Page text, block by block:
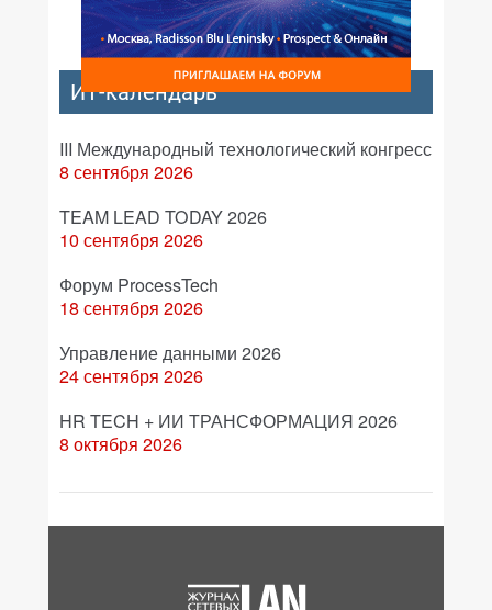
ИТ-календарь
III Международный технологический конгресс
8 сентября 2026
TEAM LEAD TODAY 2026
10 сентября 2026
Форум ProcessTech
18 сентября 2026
Управление данными 2026
24 сентября 2026
HR TECH + ИИ ТРАНСФОРМАЦИЯ 2026
8 октября 2026